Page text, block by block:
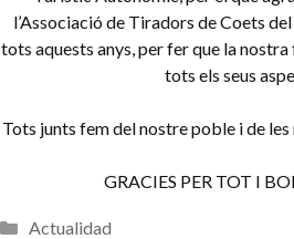
l’Associació de Tiradors de Coets
tots aquests anys, per fer que la
tots els seus
Tots junts fem del nostre poble i de
GRACIES PER TOT I
Categorías
Actualidad